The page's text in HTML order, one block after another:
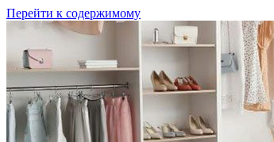
Перейти к содержимому